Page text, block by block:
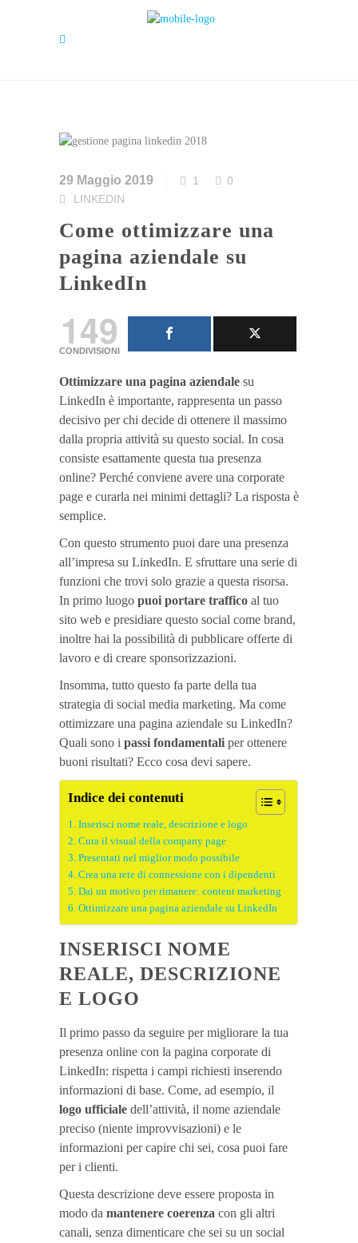
29 Maggio 2019 1
0
LINKEDIN
Come ottimizzare una
pagina aziendale su
LinkedIn
149
CONDIVISIONI
Ottimizzare una pagina aziendale su
LinkedIn è importante, rappresenta un passo
decisivo per chi decide di ottenere il massimo
dalla propria attività su questo social. In cosa
consiste esattamente questa tua presenza
online? Perché conviene avere una corporate
page e curarla nei minimi dettagli? La risposta è
semplice.
Con questo strumento puoi dare una presenza
all’impresa su LinkedIn. E sfruttare una serie di
funzioni che trovi solo grazie a questa risorsa.
In primo luogo puoi portare traffico al tuo
sito web e presidiare questo social come brand,
inoltre hai la possibilità di pubblicare offerte di
lavoro e di creare sponsorizzazioni.
Insomma, tutto questo fa parte della tua
strategia di social media marketing. Ma come
ottimizzare una pagina aziendale su LinkedIn?
Quali sono i passi fondamentali per ottenere
buoni risultati? Ecco cosa devi sapere.
Indice dei contenuti
Inserisci nome reale, descrizione e logo
Cura il visual della company page
Presentati nel miglior modo possibile
Crea una rete di connessione con i dipendenti
Dai un motivo per rimanere: content marketing
Ottimizzare una pagina aziendale su LinkedIn
INSERISCI NOME
REALE, DESCRIZIONE
E LOGO
Il primo passo da seguire per migliorare la tua
presenza online con la pagina corporate di
LinkedIn: rispetta i campi richiesti inserendo
informazioni di base. Come, ad esempio, il
logo ufficiale dell’attività, il nome aziendale
preciso (niente improvvisazioni) e le
informazioni per capire chi sei, cosa puoi fare
per i clienti.
Questa descrizione deve essere proposta in
modo da mantenere coerenza con gli altri
canali, senza dimenticare che sei su un social